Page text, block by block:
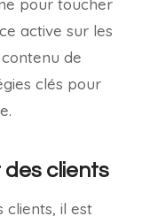
active sur les
de
clés pour
des clients
clients, il est